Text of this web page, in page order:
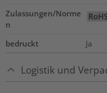
Zulassungen/Norme
n
bedruckt
Ja
Logistik und